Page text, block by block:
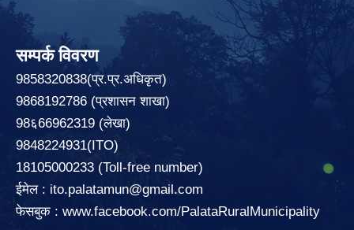
सम्पर्क विवरण
9858320838(प्र.प्र.अधिकृत)
9868192786 (प्रशासन शाखा)
98६66962319 (लेखा)
9848224931(ITO)
18105000233 (Toll-free number)
ईमेल : ito.palatamun@gmail.com
फेसबुक : www.facebook.com/PalataRuralMunicipality